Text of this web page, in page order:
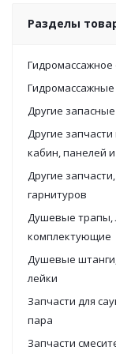
Разделы
Гидромассажное
Другие
Другие
кабин, панелей и
Другие
гарнитуров
Душевые трапы,
комплектующие
Душевые
лейки
Запчасти для
пара
Запчасти